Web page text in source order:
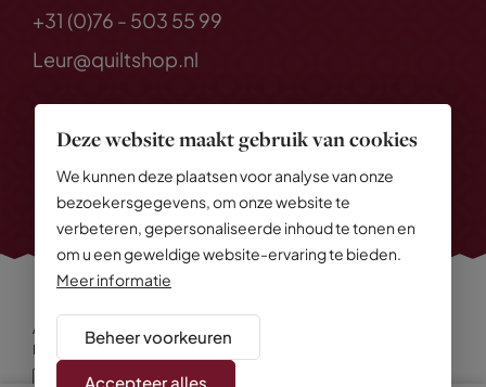
Deze website maakt gebruik van cookies
We kunnen deze plaatsen voor analyse van onze
bezoekersgegevens, om onze website te
verbeteren, gepersonaliseerde inhoud te tonen en
om u een geweldige website-ervaring te bieden.
Meer informatie
Beheer voorkeuren
Accepteer alles
+31 (0)76 - 503 55 99
Leur@quiltshop.nl
Alle rechten voorbehouden
Privacy Policy
Algemene voorwaarden